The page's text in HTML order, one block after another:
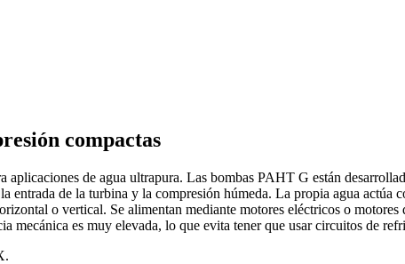
compactas
de agua ultrapura. Las bombas PAHT G están
entrada de la turbina y la compresión húmeda. La propia agua
o vertical. Se alimentan mediante motores eléctricos o
mecánica es muy elevada, lo que evita tener que usar circuitos de